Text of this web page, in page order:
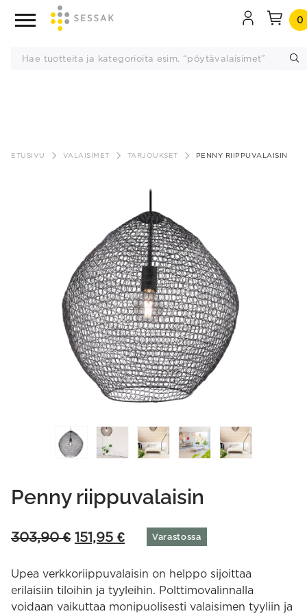
sisältöön
0
ETUSIVU VALAISIMET TARJOUKSET PENNY RIIPPUVALAISIN
Penny riippuvalaisin
303,90€ Original
was:
303,90 €.
151,95 €Current
is:
151,95 €.
Varastossa
Upea verkkoriippuvalaisin on helppo sijoittaa
erilaisiin tiloihin ja tyyleihin. Polttimovalinnalla
voidaan vaikuttaa monipuolisesti valaisimen tyyliin ja